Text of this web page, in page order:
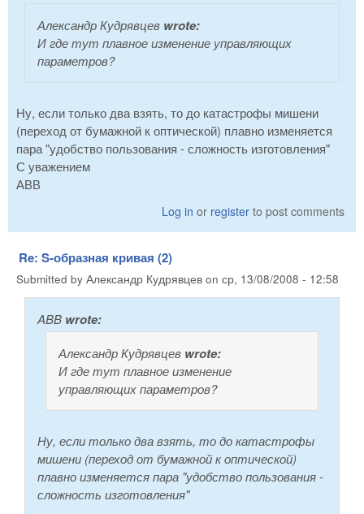
Александр Кудрявцев wrote:
И где тут плавное изменение управляющих
параметров?
Ну, если только два взять, то до катастрофы мишени
(переход от бумажной к оптической) плавно изменяется
пара "удобство пользования - сложность изготовления"
С уважением
АВВ
Log in or register to post comments
Re: S-образная кривая (2)
Submitted by Александр Кудрявцев on ср, 13/08/2008 - 12:58
ABB wrote:
Александр Кудрявцев wrote:
И где тут плавное изменение
управляющих параметров?
Ну, если только два взять, то до катастрофы
мишени (переход от бумажной к оптической)
плавно изменяется пара "удобство пользования -
сложность изготовления"